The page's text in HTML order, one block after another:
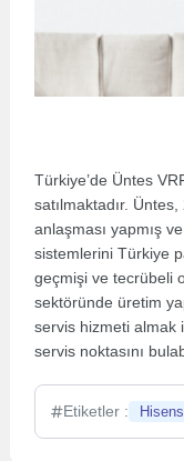
Türkiye’de Üntes
satılmaktadır.
anlaşması yapmış
sistemlerini Türkiye
geçmişi ve tecrübeli
sektöründe üretim
servis hizmeti almak
servis noktasını
Etiketler :